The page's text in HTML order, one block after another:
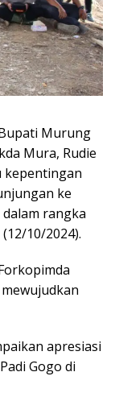
Murung
Mura, Rudie
kepentingan
ke
rangka
10/2024).
apresiasi
Gogo di